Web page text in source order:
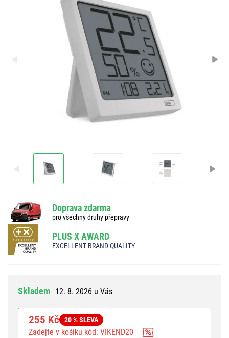
Doprava zdarma
pro všechny druhy přepravy
PLUS X AWARD
EXCELLENT BRAND QUALITY
Skladem 12. 8. 2026 u Vás
255 Kč 20 % SLEVA
Zadejte v košíku kód: VIKEND20